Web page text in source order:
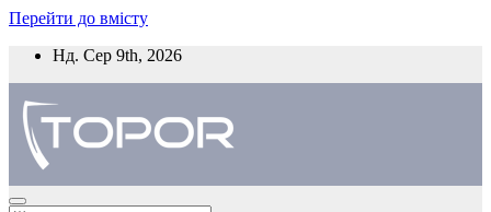
Перейти до вмісту
Нд. Сер 9th, 2026